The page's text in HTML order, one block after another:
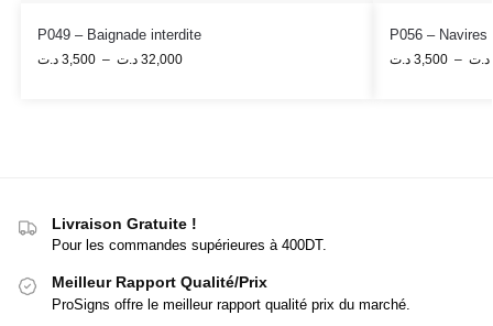
P049 – Baignade interdite
3,500 د.ت – 32,000 د.ت
P056 –
3,500 د.ت – د.ت
Livraison Gratuite !
Pour les commandes supérieures à 400DT.
Meilleur Rapport Qualité/Prix
ProSigns offre le meilleur rapport qualité prix du marché.